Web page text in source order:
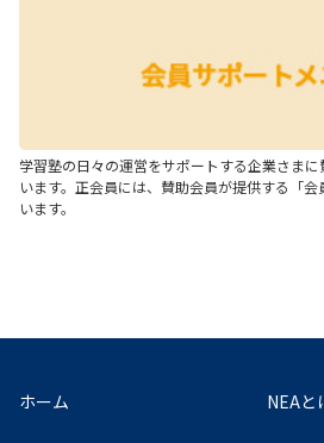
学習塾の日々の運営をサポートする企業さま
います。正会員には、賛助会員が提供する「
います。
ホーム NEAと